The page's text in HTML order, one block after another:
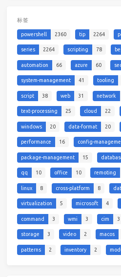
标签
powershell 2360 tip 2264
series 2264 scripting 78
automation 66 azure 60
system-management 41 tooling
script 38 web 31 network
text-processing 25 cloud 22
windows 20 data-format 20
performance 16 config-
package-management 15
qq 10 office 10 remoting
linux 8 cross-platform 8
virtualization 5 microsoft 4
command 3 wmi 3 cim 3
storage 3 video 2 macos
patterns 2 inventory 2